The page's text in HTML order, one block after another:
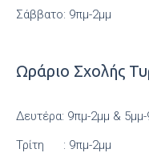
Σάββατο: 9πμ-2μμ
Ωράριο Σχολής
Δευτέρα: 9πμ-2μμ & 5μμ-
Τρίτη : 9πμ-2μμ